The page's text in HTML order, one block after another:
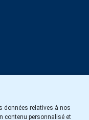
données relatives à nos
contenu personnalisé et